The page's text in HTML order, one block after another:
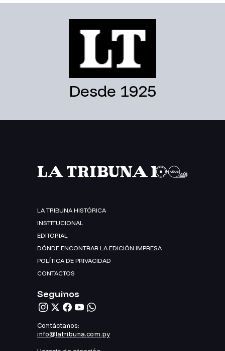
Desde 1925
LA TRIBUNA HISTÓRICA
INSTITUCIONAL
EDITORIAL
DÓNDE ENCONTRAR LA EDICIÓN IMPRESA
POLÍTICA DE PRIVACIDAD
CONTACTOS
Seguinos
Contáctanos:
info@latribuna.com.py